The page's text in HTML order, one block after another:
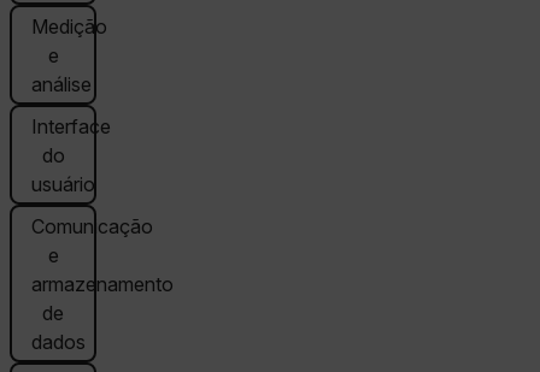
Medição
e
análise
Interface
do
usuário
Comunicação
e
armazenamento
de
dados